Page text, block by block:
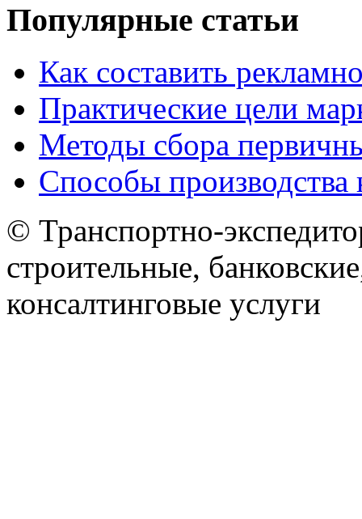
Популярные статьи
Как составить
Практические цели
Методы сбора
Способы производства
© Транспортно-
строительные,
консалтинговые услуги